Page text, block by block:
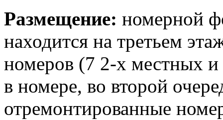
Размещение: номерной
находится на третьем
номеров (7 2-х местных и
в номере, во второй
отремонтированные